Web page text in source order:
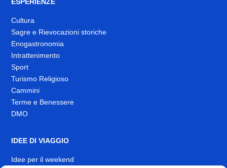
ESPERIENZE
Cultura
Sagre e Rievocazioni storiche
Enogastronomia
Intrattenimento
Sport
Turismo Religioso
Cammini
Terme e Benessere
DMO
IDEE DI VIAGGIO
Idee per il weekend